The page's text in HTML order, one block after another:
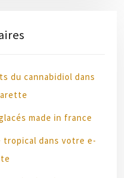
du cannabidiol dans
made in france
tropical dans votre e-